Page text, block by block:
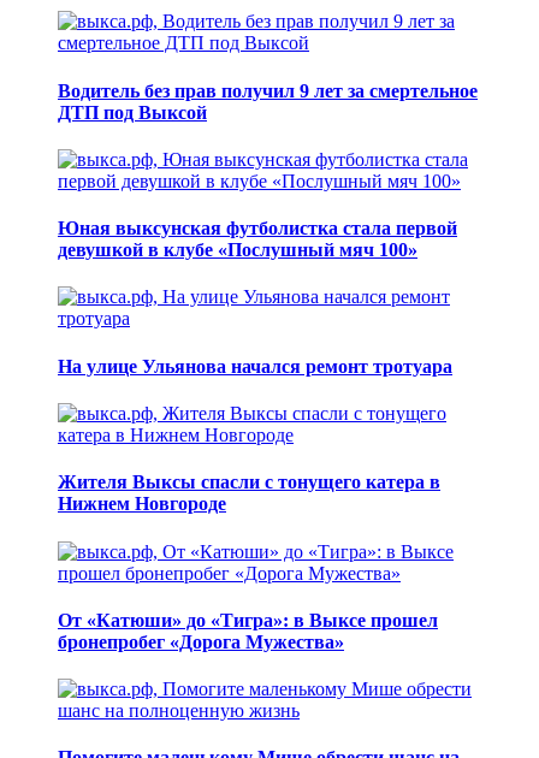
Водитель без прав получил 9 лет за смертельное
ДТП под Выксой
Юная выксунская футболистка стала первой
девушкой в клубе «Послушный мяч 100»
На улице Ульянова начался ремонт тротуара
Жителя Выксы спасли с тонущего катера в
Нижнем Новгороде
От «Катюши» до «Тигра»: в Выксе прошел
бронепробег «Дорога Мужества»